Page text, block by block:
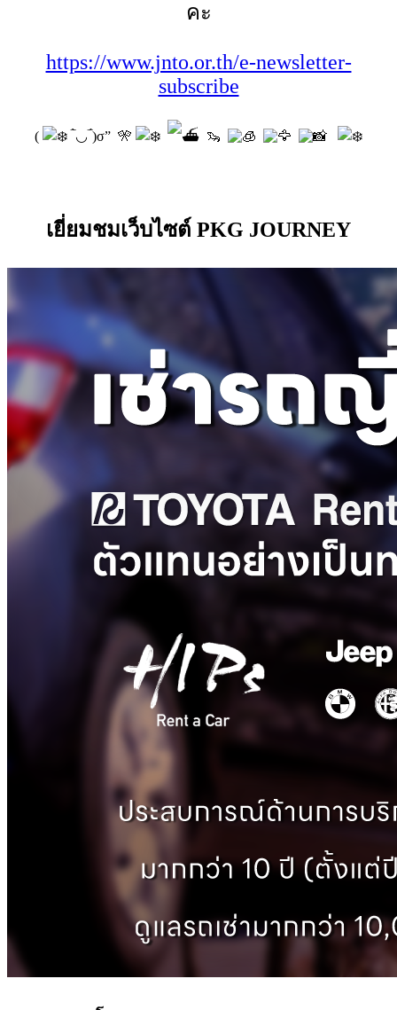
คะ
https://www.jnto.or.th/e-newsletter-
subscribe
( ‾̀◡‾́)σ” 🎌 🦦
เยี่ยมชมเว็บไซต์ PKG JOURNEY